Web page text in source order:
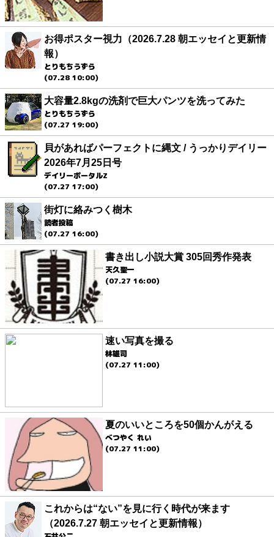
お得ポスター視力（2026.7.28 朝エッセイと更新情
報）
とりもちうずら
(07.28 10:00)
大容量2.8kgの洗剤で巨大パンツを洗ってみた
とりもちうずら
(07.27 19:00)
貝があればパーフェクトに縄文 / うっかりデイリー
2026年7月25日号
デイリーポータルZ
(07.27 17:00)
街灯に絡みつく樹木
読者投稿
(07.27 16:00)
書き出し小説大賞 305回秀作発表
天久聖一
(07.27 16:00)
速い写真を撮る
林雄司
(07.27 11:00)
夏のいいところを50個かんがえる
べつやく れい
(07.27 11:00)
これからは“ない”を見に行く時代が来ます
（2026.7.27 朝エッセイと更新情報）